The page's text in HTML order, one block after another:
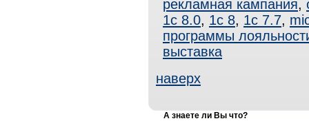
рекламная кампания,
1с 8.0, 1с 8, 1с 7.7,
программы
выставка
наверх
А знаете ли Вы что?